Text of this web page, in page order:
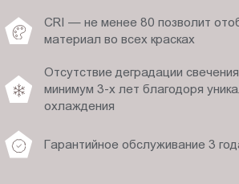
CRI — не менее 80 позволит
материал во всех красках
Отсутствие деградации
минимум 3-х лет благодоря
охлаждения
Гарантийное обслуживание 3